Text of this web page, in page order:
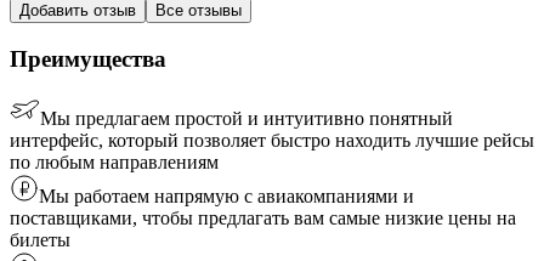
Добавить отзыв Все отзывы
Преимущества
Мы предлагаем простой и интуитивно понятный
интерфейс, который позволяет быстро находить лучшие рейсы
по любым направлениям
Мы работаем напрямую с авиакомпаниями и
поставщиками, чтобы предлагать вам самые низкие цены на
билеты